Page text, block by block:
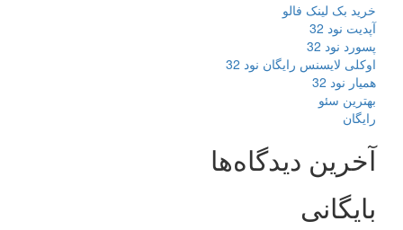
خرید بک لینک فالو
آپدیت نود 32
پسورد نود 32
اوکلی لایسنس رایگان نود 32
همیار نود 32
بهترین سئو
رایگان
آخرین دیدگاه‌ها
بایگانی